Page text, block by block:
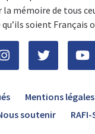
mémoire de tous
soient Français
Mentions légales
soutenir RAFI-